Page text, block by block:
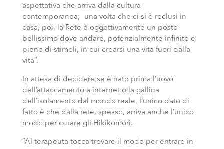
aspettativa che arriva dalla cultura
contemporanea; una volta che ci si è reclusi in
casa, poi, la Rete è oggettivamente un posto
bellissimo dove andare, potenzialmente infinito e
pieno di stimoli, in cui crearsi una vita fuori dalla
vita”.
In attesa di decidere se è nato prima l’uovo
dell’attaccamento a internet o la gallina
dell’isolamento dal mondo reale, l’unico dato di
fatto è che dalla rete, spesso, arriva anche l’unico
modo per curare gli Hikikomori.
“Al terapeuta tocca trovare il modo per entrare in